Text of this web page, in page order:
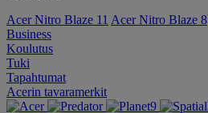
Acer Nitro Blaze 11 Acer Nitro Blaze 8
Business
Koulutus
Tuki
Tapahtumat
Acerin tavaramerkit